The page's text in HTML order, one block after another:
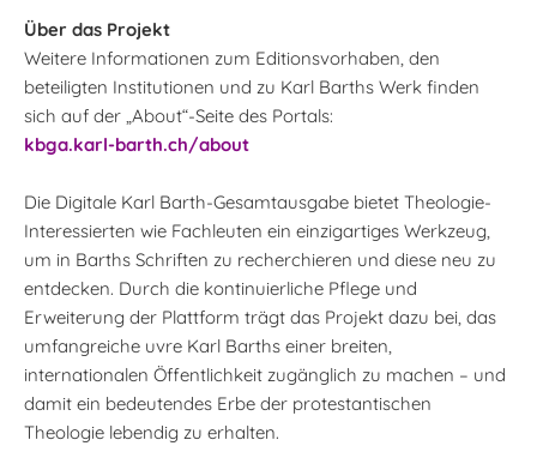
Über das Projekt
Weitere Informationen zum Editionsvorhaben, den
beteiligten Institutionen und zu Karl Barths Werk finden
sich auf der „About“-Seite des Portals:
kbga.karl-barth.ch/about
Die Digitale Karl Barth-Gesamtausgabe bietet Theologie-
Interessierten wie Fachleuten ein einzigartiges Werkzeug,
um in Barths Schriften zu recherchieren und diese neu zu
entdecken. Durch die kontinuierliche Pflege und
Erweiterung der Plattform trägt das Projekt dazu bei, das
umfangreiche uvre Karl Barths einer breiten,
internationalen Öffentlichkeit zugänglich zu machen – und
damit ein bedeutendes Erbe der protestantischen
Theologie lebendig zu erhalten.